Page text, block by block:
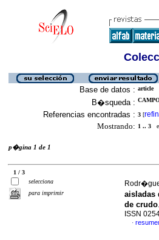
Base de datos : article
B�squeda :
Referencias encontradas : 3 [
Mostrando: 1 .. 3
p�gina 1 de 1
1 / 3
selecciona
para imprimir
aisladas
de crudo.
ISSN
·